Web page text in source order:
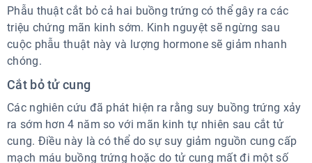
Phẫu thuật cắt bỏ cả hai buồng trứng có thể gây ra các
triệu chứng mãn kinh sớm. Kinh nguyệt sẽ ngừng sau
cuộc phẫu thuật này và lượng hormone sẽ giảm nhanh
chóng.
Cắt bỏ tử cung
Các nghiên cứu đã phát hiện ra rằng suy buồng trứng xảy
ra sớm hơn 4 năm so với mãn kinh tự nhiên sau cắt tử
cung. Điều này là có thể do sự suy giảm nguồn cung cấp
mạch máu buồng trứng hoặc do tử cung mất đi một số